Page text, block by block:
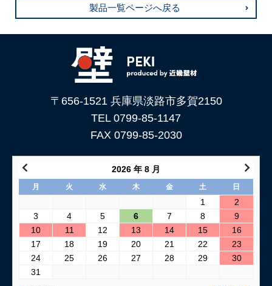
製品一覧ページへ戻る
〒656-1521 兵庫県淡路市多賀2150
TEL 0799-85-1147
FAX 0799-85-2030
2026 年 8 月
月 火 水 木 金 土 日
1
2
3
4 5 6 7 8
9
10
11 12 13 14 15
16
17
18 19 20 21 22
23
24
25 26 27 28 29
30
31